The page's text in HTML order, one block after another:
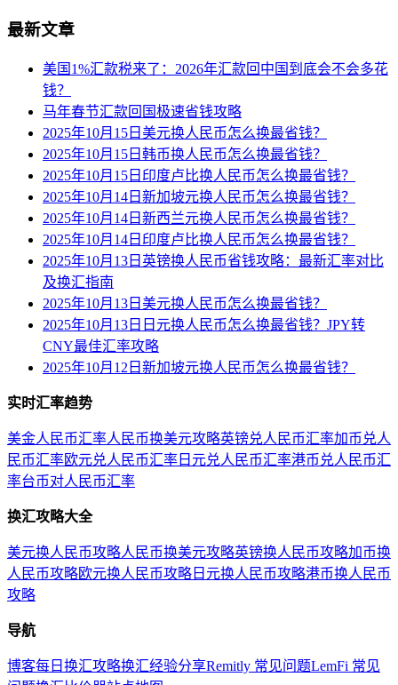
最新文章
美国1%汇款税来了：2026年汇款回中国到底会不会多花
钱？
马年春节汇款回国极速省钱攻略
2025年10月15日美元换人民币怎么换最省钱？
2025年10月15日韩币换人民币怎么换最省钱？
2025年10月15日印度卢比换人民币怎么换最省钱？
2025年10月14日新加坡元换人民币怎么换最省钱？
2025年10月14日新西兰元换人民币怎么换最省钱？
2025年10月14日印度卢比换人民币怎么换最省钱？
2025年10月13日英镑换人民币省钱攻略：最新汇率对比
及换汇指南
2025年10月13日美元换人民币怎么换最省钱？
2025年10月13日日元换人民币怎么换最省钱？JPY转
CNY最佳汇率攻略
2025年10月12日新加坡元换人民币怎么换最省钱？
实时汇率趋势
美金人民币汇率人民币换美元攻略英镑兑人民币汇率加币兑人
民币汇率欧元兑人民币汇率 日元兑人民币汇率港币兑人民币汇
率台币对人民币汇率
换汇攻略大全
美元换人民币攻略人民币换美元攻略英镑换人民币攻略加币换
人民币攻略欧元换人民币攻略 日元换人民币攻略港币换人民币
攻略
导航
博客每日换汇攻略换汇经验分享Remitly 常见问题LemFi 常见